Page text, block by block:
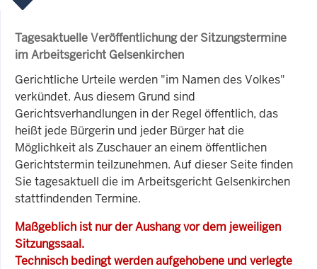
Tagesaktuelle Veröffentlichung der Sitzungstermine
im Arbeitsgericht Gelsenkirchen
Gerichtliche Urteile werden "im Namen des Volkes"
verkündet. Aus diesem Grund sind
Gerichtsverhandlungen in der Regel öffentlich, das
heißt jede Bürgerin und jeder Bürger hat die
Möglichkeit als Zuschauer an einem öffentlichen
Gerichtstermin teilzunehmen. Auf dieser Seite finden
Sie tagesaktuell die im Arbeitsgericht Gelsenkirchen
stattfindenden Termine.
Maßgeblich ist nur der Aushang vor dem jeweiligen
Sitzungssaal.
Technisch bedingt werden aufgehobene und verlegte